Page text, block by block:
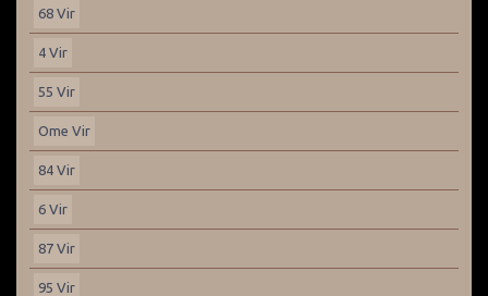
68 Vir
4 Vir
55 Vir
Ome Vir
84 Vir
6 Vir
87 Vir
95 Vir